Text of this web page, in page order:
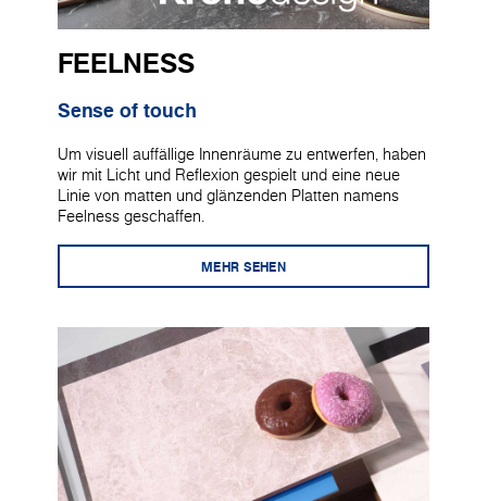
FEELNESS
Sense of touch
Um visuell auffällige Innenräume zu entwerfen, haben
wir mit Licht und Reflexion gespielt und eine neue
Linie von matten und glänzenden Platten namens
Feelness geschaffen.
MEHR SEHEN